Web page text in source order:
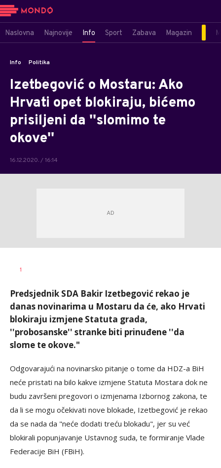
Naslovna Najnovije Info Sport Zabava Magazin
Info Politika
Izetbegović o Mostaru: Ako
Hrvati opet blokiraju, bićemo
prisiljeni da ''slomimo te
okove''
16.12.2020. / 16:14
AUTOR
1
Predsjednik SDA Bakir Izetbegović rekao je
danas novinarima u Mostaru da će, ako Hrvati
blokiraju izmjene Statuta grada,
''probosanske'' stranke biti prinuđene ''da
slome te okove."
Odgovarajući na novinarsko pitanje o tome da HDZ-a BiH
neće pristati na bilo kakve izmjene Statuta Mostara dok ne
budu završeni pregovori o izmjenama Izbornog zakona, te
da li se mogu očekivati nove blokade, Izetbegović je rekao
da se nada da "neće dodati treću blokadu", jer su već
blokirali popunjavanje Ustavnog suda, te formiranje Vlade
Federacije BiH (FBiH).